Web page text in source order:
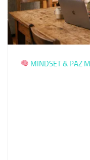
MINDSET & PAZ